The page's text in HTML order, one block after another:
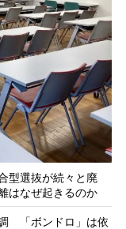
型選抜が続々と廃
はなぜ起きるのか
「ボンドロ」は依